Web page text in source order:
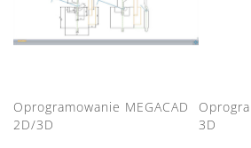
Oprogramowanie MEGACAD
2D/3D
3D